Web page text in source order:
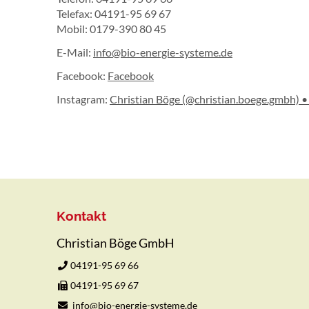
Telefax: 04191-95 69 67
Mobil: 0179-390 80 45
E-Mail: info@bio-energie-systeme.de
Facebook: Facebook
Instagram: Christian Böge (@christian.boege.gmbh)
Kontakt
Christian Böge GmbH
04191-95 69 66
04191-95 69 67
info@bio-energie-systeme.de